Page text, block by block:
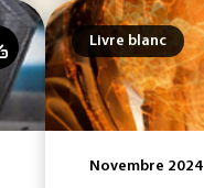
Livre blanc
Novembre 2024